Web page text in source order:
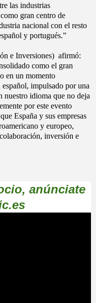
las industrias
gran centro de
nacional con el resto
y portugués.”
e Inversiones) afirmó:
como el gran
en un momento
impulsado por una
nuestro idioma que no deja
por este evento
España y sus empresas
y europeo,
inversión e
anúnciate